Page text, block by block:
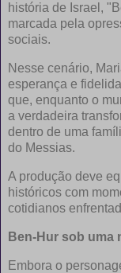
história de Israel,
marcada pela
sociais.
Nesse cenário,
esperança e
que, enquanto o
a verdadeira
dentro de uma
do Messias.
A produção deve
históricos com
cotidianos
Ben-Hur sob uma
Embora o